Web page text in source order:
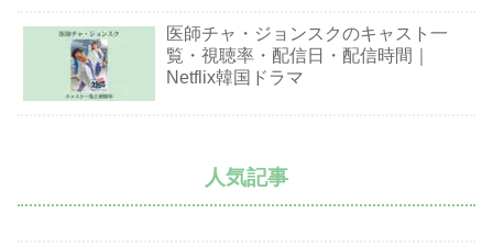
医師チャ・ジョンスクのキャスト一
覧・視聴率・配信日・配信時間｜
Netflix韓国ドラマ
人気記事